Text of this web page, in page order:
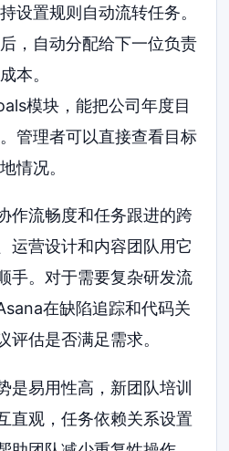
设置规则自动流转任务。
，自动分配给下一位负责
本。
模块，能把公司年度目
管理者可以直接查看目标
情况。
作流畅度和任务跟进的跨
运营设计和内容团队用它
手。对于需要复杂研发流
在缺陷追踪和代码关
评估是否满足需求。
是易用性高，新团队培训
直观，任务依赖关系设置